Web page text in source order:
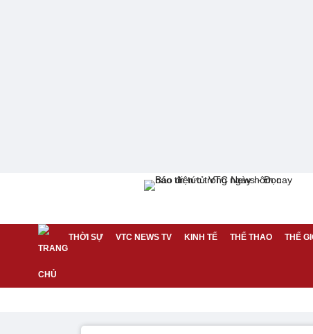
THỜI SỰ VTC NEWS TV KINH TẾ THỂ THAO THẾ